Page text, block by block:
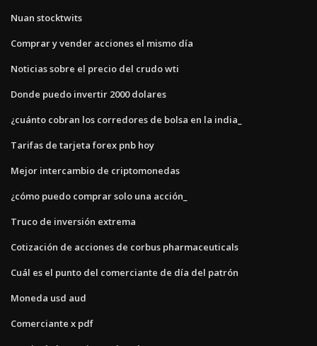
Nuan stocktwits
Comprar y vender acciones el mismo día
Noticias sobre el precio del crudo wti
Donde puedo invertir 2000 dolares
¿cuánto cobran los corredores de bolsa en la india_
Tarifas de tarjeta forex pnb hoy
Mejor intercambio de criptomonedas
¿cómo puedo comprar solo una acción_
Truco de inversión extrema
Cotización de acciones de corbus pharmaceuticals
Cuál es el punto del comerciante de día del patrón
Moneda usd aud
Comerciante x pdf